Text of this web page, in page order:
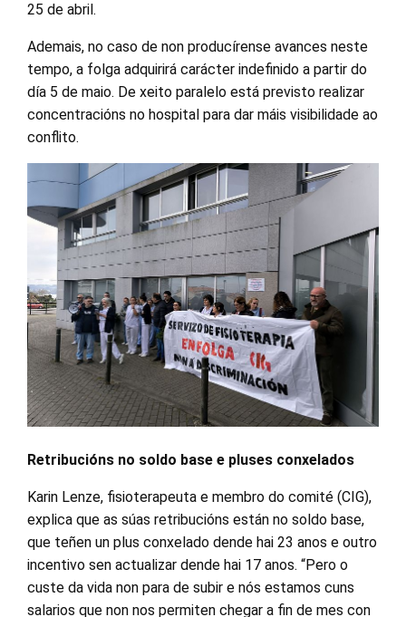
25 de abril.
Ademais, no caso de non producírense avances neste
tempo, a folga adquirirá carácter indefinido a partir do
día 5 de maio. De xeito paralelo está previsto realizar
concentracións no hospital para dar máis visibilidade ao
conflito.
Retribucións no soldo base e pluses conxelados
Karin Lenze, fisioterapeuta e membro do comité (CIG),
explica que as súas retribucións están no soldo base,
que teñen un plus conxelado dende hai 23 anos e outro
incentivo sen actualizar dende hai 17 anos. “Pero o
custe da vida non para de subir e nós estamos cuns
salarios que non nos permiten chegar a fin de mes con